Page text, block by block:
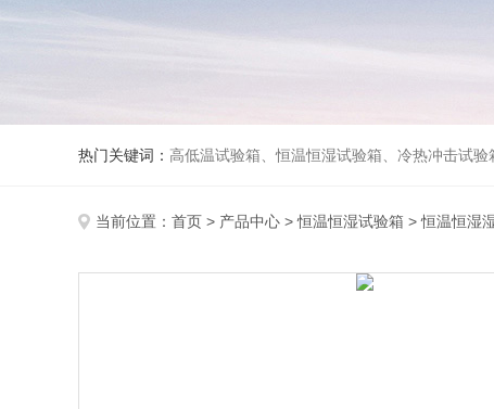
热门关键词： 高低温试验箱、恒温恒湿试验箱、冷热冲击试验箱、紫外线老化试验箱、氙灯老化试验箱、快速升降温试验箱、淋雨试
当前位置： 首页 > 产品中心 >恒温恒湿试验箱 >恒温恒湿